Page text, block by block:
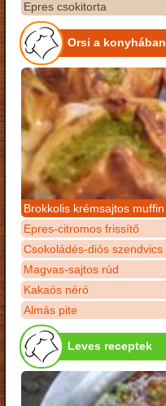
Epres csokitorta
Orsi a konyhában
Brokkolis krémsajtos muffin
Epres-citromos frissítő
Csokoládés-diós szendvics
Magvas-sajtos rúd
Kakaós néró
Almás pite
Leves receptek